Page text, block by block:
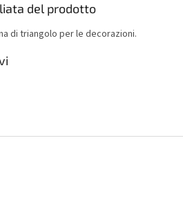
del prodotto
di triangolo per le decorazioni.